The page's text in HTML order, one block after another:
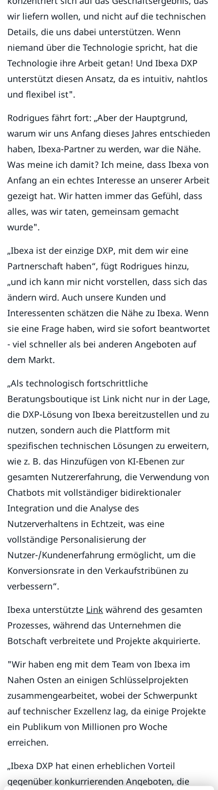
wir liefern wollen, und nicht auf die technischen
Details, die uns dabei unterstützen. Wenn
niemand über die Technologie spricht, hat die
Technologie ihre Arbeit getan! Und Ibexa DXP
unterstützt diesen Ansatz, da es intuitiv, nahtlos
und flexibel ist".
Rodrigues fährt fort: „Aber der Hauptgrund,
warum wir uns Anfang dieses Jahres entschieden
haben, Ibexa-Partner zu werden, war die Nähe.
Was meine ich damit? Ich meine, dass Ibexa von
Anfang an ein echtes Interesse an unserer Arbeit
gezeigt hat. Wir hatten immer das Gefühl, dass
alles, was wir taten, gemeinsam gemacht
wurde".
„Ibexa ist der einzige DXP, mit dem wir eine
Partnerschaft haben“, fügt Rodrigues hinzu,
„und ich kann mir nicht vorstellen, dass sich das
ändern wird. Auch unsere Kunden und
Interessenten schätzen die Nähe zu Ibexa. Wenn
sie eine Frage haben, wird sie sofort beantwortet
- viel schneller als bei anderen Angeboten auf
dem Markt.
„Als technologisch fortschrittliche
Beratungsboutique ist Link nicht nur in der Lage,
die DXP-Lösung von Ibexa bereitzustellen und zu
nutzen, sondern auch die Plattform mit
spezifischen technischen Lösungen zu erweitern,
wie z. B. das Hinzufügen von KI-Ebenen zur
gesamten Nutzererfahrung, die Verwendung von
Chatbots mit vollständiger bidirektionaler
Integration und die Analyse des
Nutzerverhaltens in Echtzeit, was eine
vollständige Personalisierung der
Nutzer-/Kundenerfahrung ermöglicht, um die
Konversionsrate in den Verkaufstribünen zu
verbessern“.
Ibexa unterstützte Link während des gesamten
Prozesses, während das Unternehmen die
Botschaft verbreitete und Projekte akquirierte.
"Wir haben eng mit dem Team von Ibexa im
Nahen Osten an einigen Schlüsselprojekten
zusammengearbeitet, wobei der Schwerpunkt
auf technischer Exzellenz lag, da einige Projekte
ein Publikum von Millionen pro Woche
erreichen.
„Ibexa DXP hat einen erheblichen Vorteil
gegenüber konkurrierenden Angeboten, die